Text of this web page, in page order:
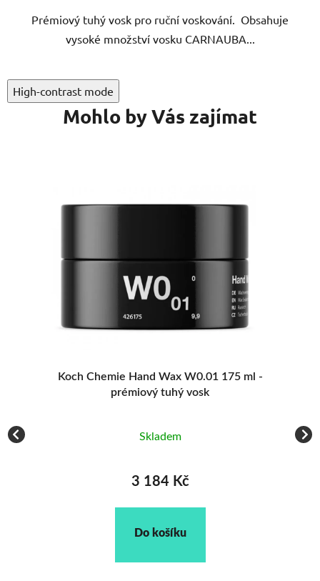
Prémiový tuhý vosk pro ruční voskování. Obsahuje
vysoké množství vosku CARNAUBA...
High-contrast mode
Mohlo by Vás zajímat
Koch Chemie Hand Wax W0.01 175 ml -
prémiový tuhý vosk
Skladem
3 184 Kč
Do košíku